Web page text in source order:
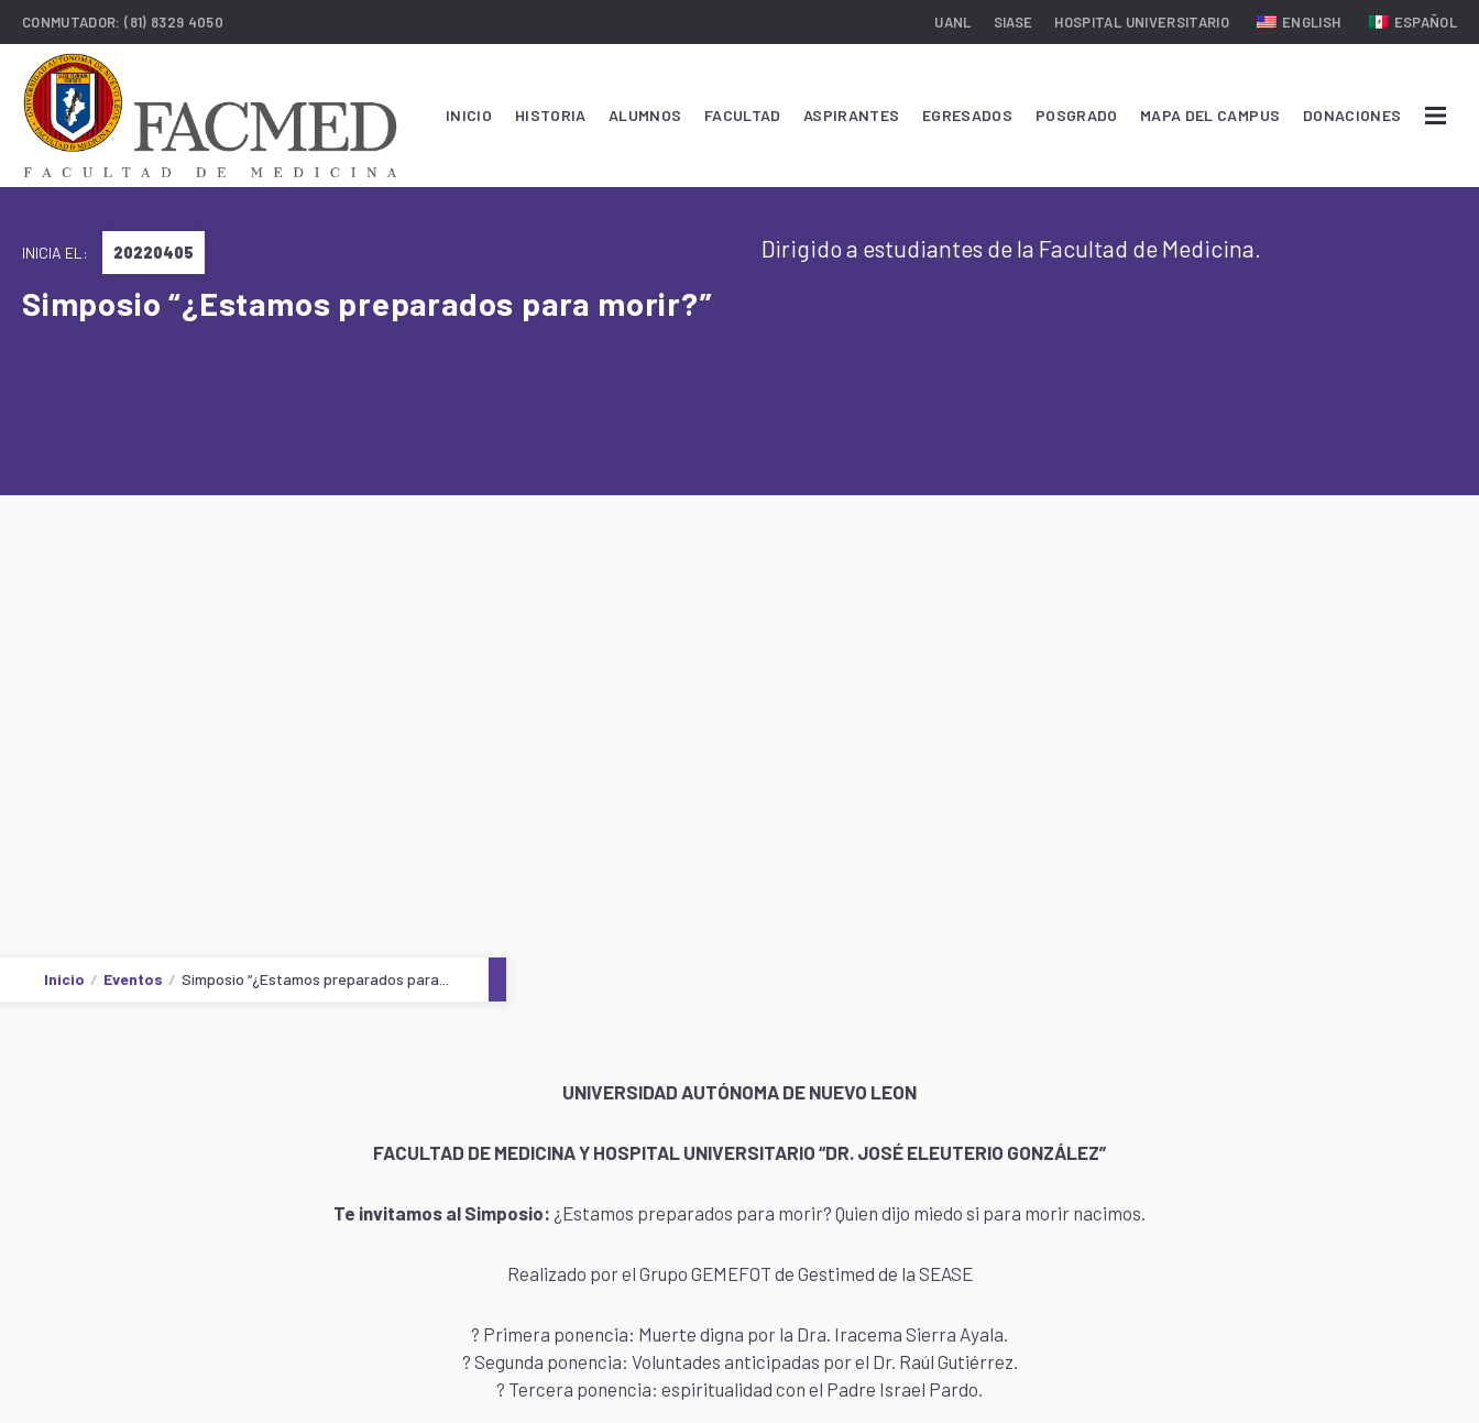
CONMUTADOR:(81) 8329 4050 UANL SIASE HOSPITAL UNIVERSITARIO ENGLISH ESPAÑOL
INICIO HISTORIA ALUMNOS FACULTAD ASPIRANTES EGRESADOS POSGRADO MAPA DEL CAMPUS DONACIONES
INICIA EL: 20220405
Simposio “¿Estamos preparados para morir?”
Dirigido a estudiantes de la Facultad de Medicina.
Inicio Eventos Simposio “¿Estamos preparados para...
UNIVERSIDAD AUTÓNOMA DE NUEVO LEON
FACULTAD DE MEDICINA Y HOSPITAL UNIVERSITARIO “DR. JOSÉ ELEUTERIO GONZÁLEZ”
Te invitamos al Simposio: ¿Estamos preparados para morir? Quien dijo miedo si para morir nacimos.
Realizado por el Grupo GEMEFOT de Gestimed de la SEASE
? Primera ponencia: Muerte digna por la Dra. Iracema Sierra Ayala.
? Segunda ponencia: Voluntades anticipadas por el Dr. Raúl Gutiérrez.
? Tercera ponencia: espiritualidad con el Padre Israel Pardo.